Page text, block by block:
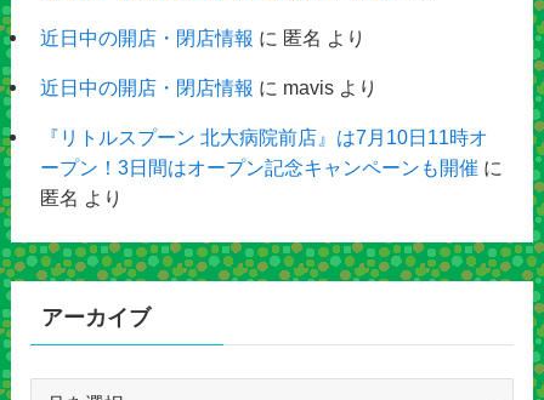
近日中の開店・閉店情報 に 匿名 より
近日中の開店・閉店情報 に mavisより
『リトルスプーン 北大病院前店』は7月10日11時オ
ープン！3日間はオープン記念キャンペーンも開催 に
匿名 より
アーカイブ